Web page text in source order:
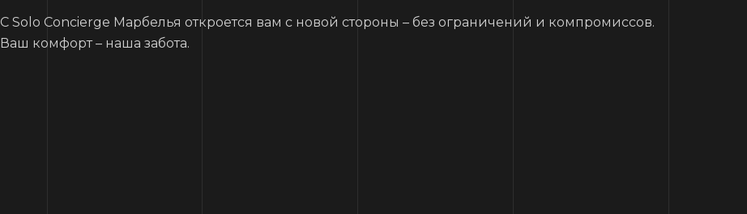
С Solo Concierge Марбелья откроется вам с новой стороны – без ограничений и компромиссов.
Ваш комфорт – наша забота.